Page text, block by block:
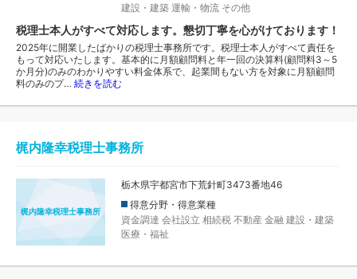
建設・建築 運輸・物流 その他
税理士本人がすべて対応します。懇切丁寧を心がけております！
2025年に開業したばかりの税理士事務所です。税理士本人がすべて責任を
もって対応いたします。基本的に月額顧問料と年一回の決算料(顧問料3～5
か月分)のみのわかりやすい料金体系で、起業間もない方を対象に月額顧問
料のみのプ… 続きを読む
梶内隆幸税理士事務所
梶内隆幸税理士事務所
栃木県宇都宮市下荒針町3473番地46
得意分野・得意業種
資金調達 会社設立 相続税 不動産 金融 建設・建築
医療・福祉